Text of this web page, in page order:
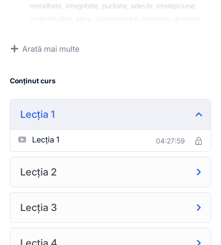
moralitate, integritate, puritate, adevăr, intelepciune,
recunoștintă, bucurie, virtuți, altruism, neutralitate,
încredere, înălțarea omului divin în spiritualitate și
si nu se pot dezvălui niciunui terț.
discuta în contradictoriu despre altcineva sau alte școli,
credințe, diferențe de orice natură (pentru că sunt
programe, tehnici, lecții, proceduri, antrenamente
holistice care țin de adevăr și rezultate verificate
Fondatorul acestei academii este Ștefan Ion care va fi
profesor, mentor și discipol.
Arată mai multe
Conținut curs
Lecția 1
Lecția 1 04:27:59
Lecția 2
Lecția 3